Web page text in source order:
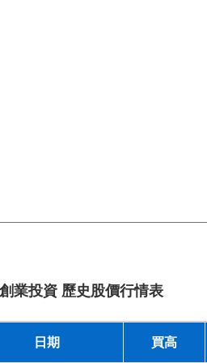
業投資 歷史股價行情表
日期 買高